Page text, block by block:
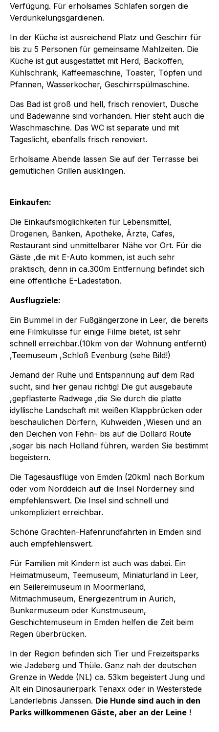
Verfügung. Für erholsames Schlafen sorgen die
Verdunkelungsgardienen.
In der Küche ist ausreichend Platz und Geschirr für
bis zu 5 Personen für gemeinsame Mahlzeiten. Die
Küche ist gut ausgestattet mit Herd, Backoffen,
Kühlschrank, Kaffeemaschine, Toaster, Töpfen und
Pfannen, Wasserkocher, Geschirrspülmaschine.
Das Bad ist groß und hell, frisch renoviert, Dusche
und Badewanne sind vorhanden. Hier steht auch die
Waschmaschine. Das WC ist separate und mit
Tageslicht, ebenfalls frisch renoviert.
Erholsame Abende lassen Sie auf der Terrasse bei
gemütlichen Grillen ausklingen.
Einkaufen:
Die Einkaufsmöglichkeiten für Lebensmittel,
Drogerien, Banken, Apotheke, Ärzte, Cafes,
Restaurant sind unmittelbarer Nähe vor Ort. Für die
Gäste ,die mit E-Auto kommen, ist auch sehr
praktisch, denn in ca.300m Entfernung befindet sich
eine öffentliche E-Ladestation.
Ausflugziele:
Ein Bummel in der Fußgängerzone in Leer, die bereits
eine Filmkulisse für einige Filme bietet, ist sehr
schnell erreichbar.(10km von der Wohnung entfernt)
,Teemuseum ,Schloß Evenburg (sehe Bild!)
Jemand der Ruhe und Entspannung auf dem Rad
sucht, sind hier genau richtig! Die gut ausgebaute
,gepflasterte Radwege ,die Sie durch die platte
idyllische Landschaft mit weißen Klappbrücken oder
beschaulichen Dörfern, Kuhweiden ,Wiesen und an
den Deichen von Fehn- bis auf die Dollard Route
,sogar bis nach Holland führen, werden Sie bestimmt
begeistern.
Die Tagesausflüge von Emden (20km) nach Borkum
oder vom Norddeich auf die Insel Norderney sind
empfehlenswert. Die Insel sind schnell und
unkompliziert erreichbar.
Schöne Grachten-Hafenrundfahrten in Emden sind
auch empfehlenswert.
Für Familien mit Kindern ist auch was dabei. Ein
Heimatmuseum, Teemuseum, Miniaturland in Leer,
ein Seilereimuseum in Moormerland,
Mitmachmuseum, Energiezentrum in Aurich,
Bunkermuseum oder Kunstmuseum,
Geschichtemuseum in Emden helfen die Zeit beim
Regen überbrücken.
In der Region befinden sich Tier und Freizeitsparks
wie Jadeberg und Thüle. Ganz nah der deutschen
Grenze in Wedde (NL) ca. 53km begeistert Jung und
Alt ein Dinosaurierpark Tenaxx oder in Westerstede
Landerlebnis Janssen. Die Hunde sind auch in den
Parks willkommenen Gäste, aber an der Leine !